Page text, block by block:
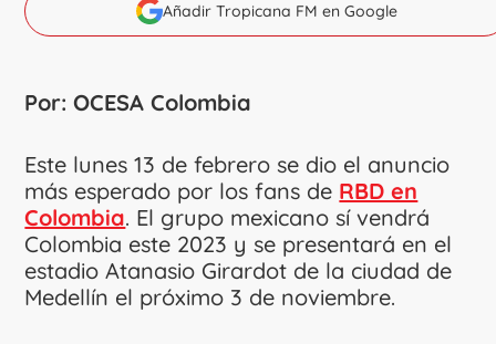
Añadir Tropicana FM en Google
Por: OCESA Colombia
Este lunes 13 de febrero se dio el anuncio
más esperado por los fans de RBD en
Colombia. El grupo mexicano sí vendrá
Colombia este 2023 y se presentará en el
estadio Atanasio Girardot de la ciudad de
Medellín el próximo 3 de noviembre.